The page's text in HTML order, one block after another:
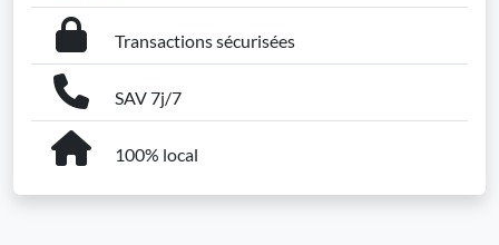
Transactions sécurisées
SAV 7j/7
100% local